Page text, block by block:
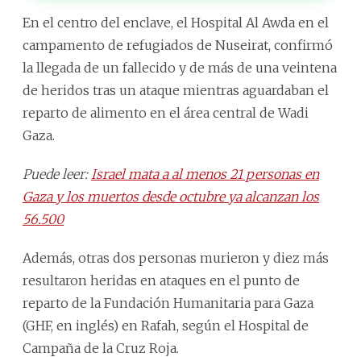
En el centro del enclave, el Hospital Al Awda en el
campamento de refugiados de Nuseirat, confirmó
la llegada de un fallecido y de más de una veintena
de heridos tras un ataque mientras aguardaban el
reparto de alimento en el área central de Wadi
Gaza.
Puede leer: Israel mata a al menos 21 personas en
Gaza y los muertos desde octubre ya alcanzan los
56.500
Además, otras dos personas murieron y diez más
resultaron heridas en ataques en el punto de
reparto de la Fundación Humanitaria para Gaza
(GHF, en inglés) en Rafah, según el Hospital de
Campaña de la Cruz Roja.